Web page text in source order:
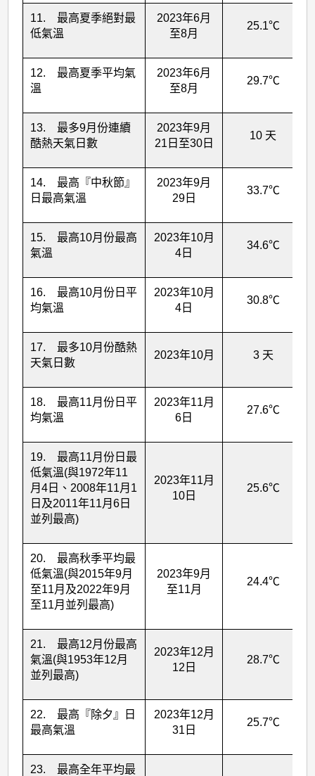
11. 最高夏季絕對最
低氣溫
2023年6月
至8月
25.1℃
12. 最高夏季平均氣
溫
2023年6月
至8月
29.7℃
13. 最多9月份連續
酷熱天氣日數
2023年9月
21日至30日
10 天
14. 最高『中秋節』
日最高氣溫
2023年9月
29日
33.7℃
15. 最高10月份最高
氣溫
2023年10月
4日
34.6℃
16. 最高10月份日平
均氣溫
2023年10月
4日
30.8℃
17. 最多10月份酷熱
天氣日數
2023年10月 3 天
18. 最高11月份日平
均氣溫
2023年11月
6日
27.6℃
19. 最高11月份日最
低氣溫(與1972年11
月4日、2008年11月1
日及2011年11月6日
並列最高)
2023年11月
10日
25.6℃
20. 最高秋季平均最
低氣溫(與2015年9月
至11月及2022年9月
至11月並列最高)
2023年9月
至11月
24.4℃
21. 最高12月份最高
氣溫(與1953年12月
並列最高)
2023年12月
12日
28.7℃
22. 最高『除夕』日
最高氣溫
2023年12月
31日
25.7℃
23. 最高全年平均最